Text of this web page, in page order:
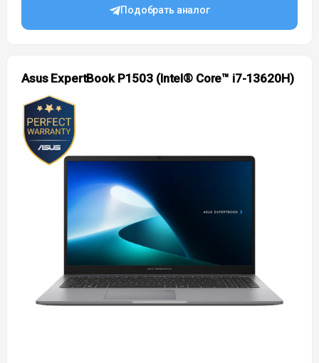
Подобрать аналог
Asus ExpertBook P1503 (Intel® Core™ i7-13620H)